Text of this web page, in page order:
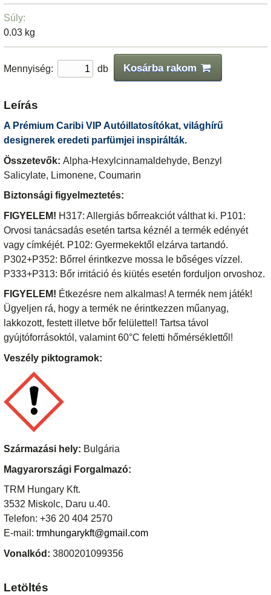
Súly:
0.03 kg
Mennyiség: db Kosárba rakom
Leírás
A Prémium Caribi VIP Autóillatosítókat, világhírű
designerek eredeti parfümjei inspirálták.
Összetevők:Alpha-Hexylcinnamaldehyde, Benzyl
Salicylate, Limonene, Coumarin
Biztonsági figyelmeztetés:
FIGYELEM! H317: Allergiás bőrreakciót válthat ki. P101:
Orvosi tanácsadás esetén tartsa kéznél a termék edényét
vagy címkéjét. P102: Gyermekektől elzárva tartandó.
P302+P352: Bőrrel érintkezve mossa le bőséges vízzel.
P333+P313: Bőr irritáció és kiütés esetén forduljon orvoshoz.
FIGYELEM! Étkezésre nem alkalmas! A termék nem játék!
Ügyeljen rá, hogy a termék ne érintkezzen műanyag,
lakkozott, festett illetve bőr felülettel! Tartsa távol
gyújtóforrásoktól, valamint 60°C feletti hőmérséklettől!
Veszély piktogramok:
Származási hely: Bulgária
Magyarországi Forgalmazó:
TRM Hungary Kft.
3532 Miskolc, Daru u.40.
Telefon: +36 20 404 2570
E-mail:trmhungarykft@gmail.com
Vonalkód: 3800201099356
Letöltés